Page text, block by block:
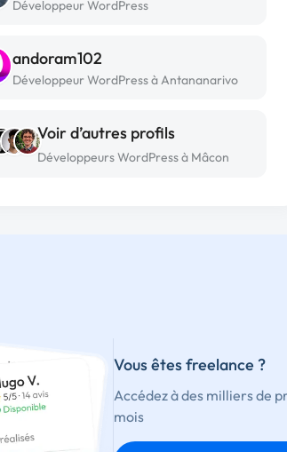
Développeur WordPress
andoram102
Développeur WordPress à Antananarivo
Voir d’autres profils
Développeurs WordPress à Mâcon
Vous êtes freelance ?
Accédez à des milliers de
mois